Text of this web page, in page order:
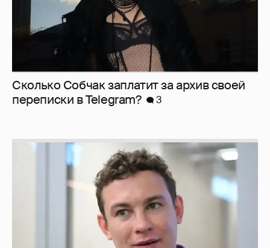
Сколько Собчак заплатит за архив своей
перeписки в Telegram?
3